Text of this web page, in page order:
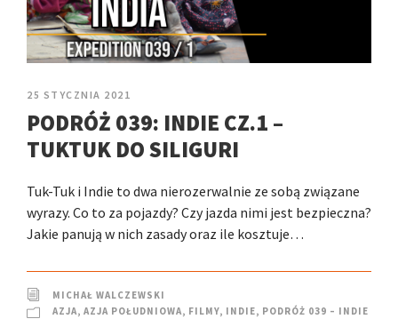
25 STYCZNIA 2021
PODRÓŻ 039: INDIE CZ.1 –
TUKTUK DO SILIGURI
Tuk-Tuk i Indie to dwa nierozerwalnie ze sobą związane
wyrazy. Co to za pojazdy? Czy jazda nimi jest bezpieczna?
Jakie panują w nich zasady oraz ile kosztuje…
MICHAŁ WALCZEWSKI
AZJA, AZJA POŁUDNIOWA, FILMY, INDIE, PODRÓŻ 039 – INDIE